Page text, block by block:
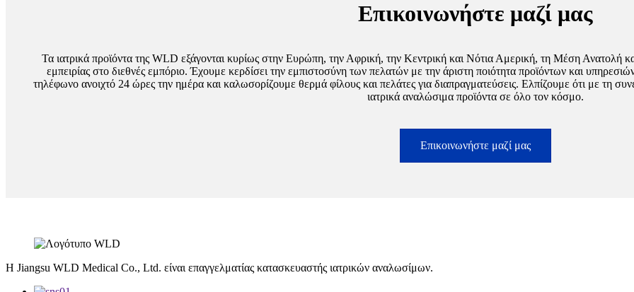
Επικοινωνήστε μαζί μας
Τα ιατρικά προϊόντα της WLD εξάγονται κυρίως στην Ευρώπη, την Αφρική, την Κεντρική και Νότια Αμερική, τη Μέση Ανατολή
εμπειρίας στο διεθνές εμπόριο. Έχουμε κερδίσει την εμπιστοσύνη των πελατών με την άριστη ποιότητα προϊόντων και
τηλέφωνο ανοιχτό 24 ώρες την ημέρα και καλωσορίζουμε θερμά φίλους και πελάτες για διαπραγματεύσεις. Ελπίζουμε ότι με τη
ιατρικά αναλώσιμα προϊόντα σε όλο τον κόσμο.
Επικοινωνήστε μαζί μας
Η Jiangsu WLD Medical Co., Ltd. είναι επαγγελματίας κατασκευαστής ιατρικών αναλωσίμων.